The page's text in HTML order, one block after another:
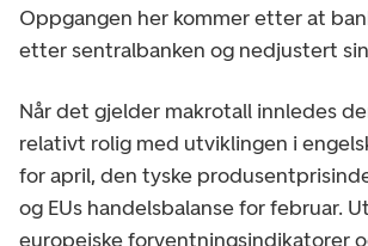
Oppgangen her kommer etter at
etter sentralbanken og nedjustert
Når det gjelder makrotall innledes
relativt rolig med utviklingen i
for april, den tyske
og EUs handelsbalanse for februar.
europeiske forventningsindikatorer